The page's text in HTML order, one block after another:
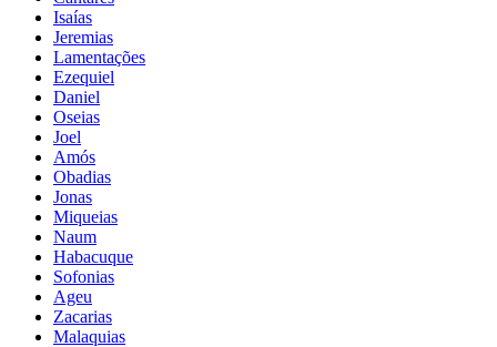
Isaías
Jeremias
Lamentações
Ezequiel
Daniel
Oseias
Joel
Amós
Obadias
Jonas
Miqueias
Naum
Habacuque
Sofonias
Ageu
Zacarias
Malaquias